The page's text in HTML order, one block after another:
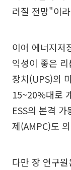
러질 전망"이
이어 에너지저
익성이 좋은
장치(UPS)의
15~20%대로
ESS의 본격
제(AMPC)도
다만 장 연구